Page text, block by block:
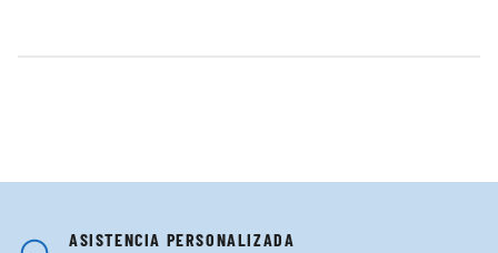
ASISTENCIA PERSONALIZADA